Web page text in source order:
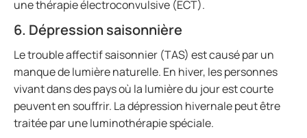
une thérapie électroconvulsive (ECT).
6. Dépression saisonnière
Le trouble affectif saisonnier (TAS) est causé par un
manque de lumière naturelle. En hiver, les personnes
vivant dans des pays où la lumière du jour est courte
peuvent en souffrir. La dépression hivernale peut être
traitée par une luminothérapie spéciale.